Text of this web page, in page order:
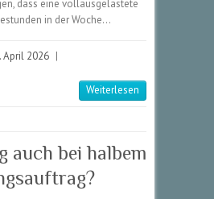
dass eine vollausgelastete
in der Woche…
April 2026 |
Weiterlesen
auch bei halbem